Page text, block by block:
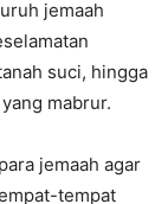
jemaah
suci, hingga
mabrur.
jemaah agar
tempat